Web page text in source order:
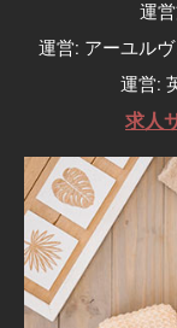
運
運営: アーユル
運営:
求人